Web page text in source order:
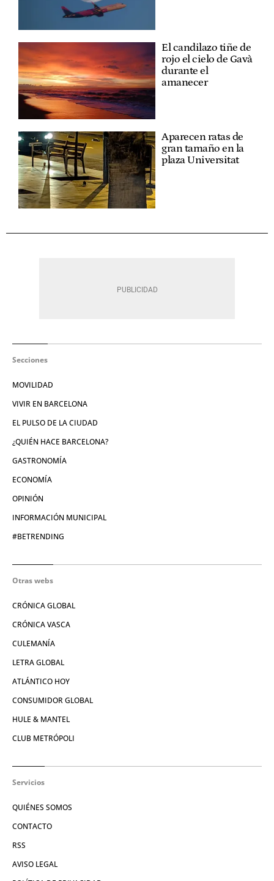
El candilazo tiñe de
rojo el cielo de Gavà
durante el
amanecer
Aparecen ratas de
gran tamaño en la
plaza Universitat
Secciones
MOVILIDAD
VIVIR EN BARCELONA
EL PULSO DE LA CIUDAD
¿QUIÉN HACE BARCELONA?
GASTRONOMÍA
ECONOMÍA
OPINIÓN
INFORMACIÓN MUNICIPAL
#BETRENDING
Otras webs
CRÓNICA GLOBAL
CRÓNICA VASCA
CULEMANÍA
LETRA GLOBAL
ATLÁNTICO HOY
CONSUMIDOR GLOBAL
HULE & MANTEL
CLUB METRÓPOLI
Servicios
QUIÉNES SOMOS
CONTACTO
RSS
AVISO LEGAL